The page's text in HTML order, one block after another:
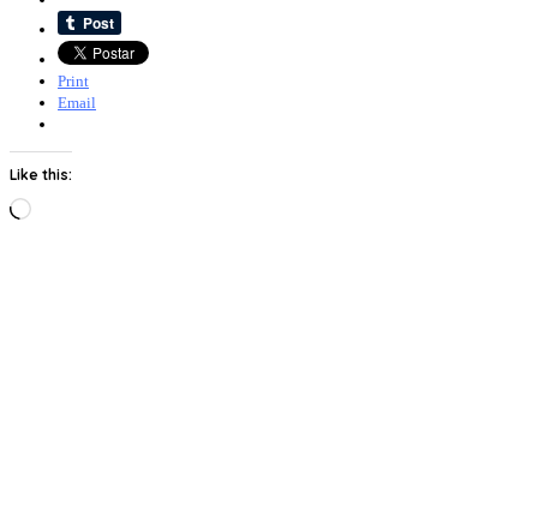
Print
Email
Like this:
Loading…